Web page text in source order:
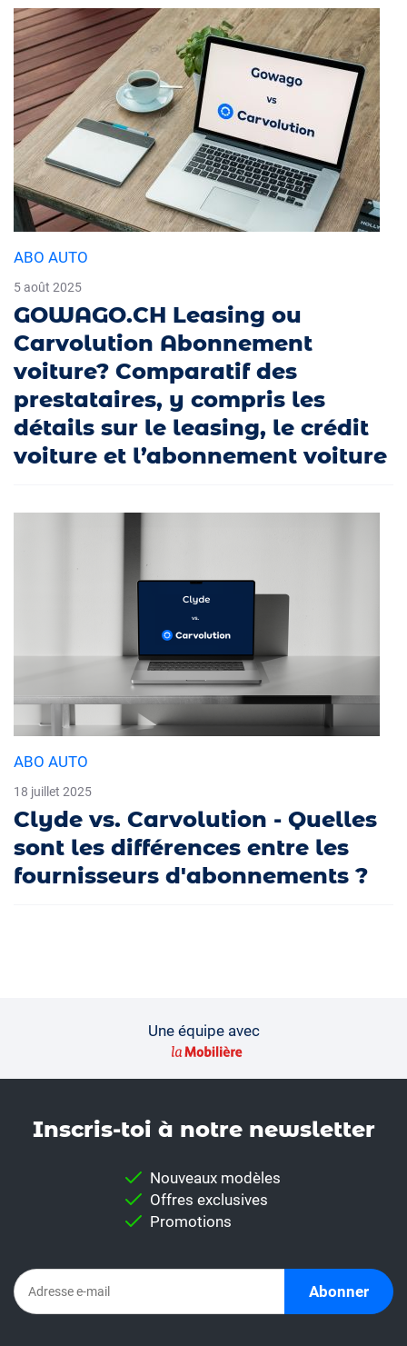
ABO AUTO
5 août 2025
GOWAGO.CH Leasing ou
Carvolution Abonnement
voiture? Comparatif des
prestataires, y compris les
détails sur le leasing, le crédit
voiture et l’abonnement voiture
ABO AUTO
18 juillet 2025
Clyde vs. Carvolution - Quelles
sont les différences entre les
fournisseurs d'abonnements ?
Une équipe avec
Inscris-toi à notre news­letter
Nouveaux modèles
Offres exclusives
Promotions
Abonner